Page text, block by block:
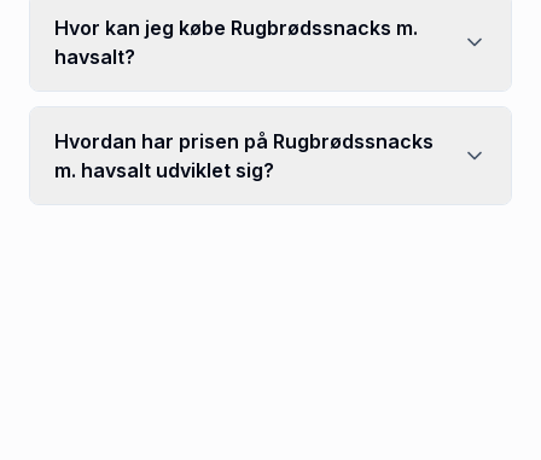
Hvor kan jeg købe Rugbrødssnacks m.
havsalt?
Hvordan har prisen på Rugbrødssnacks
m. havsalt udviklet sig?